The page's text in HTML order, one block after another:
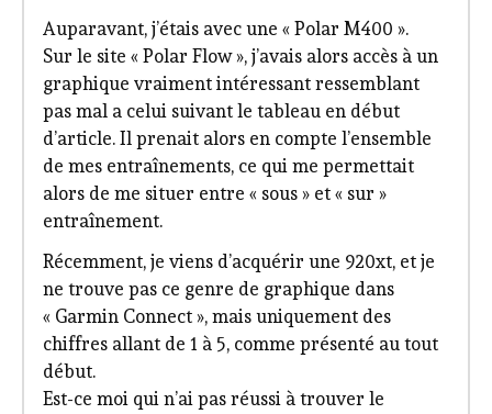
Auparavant, j’étais avec une « Polar M400 ».
Sur le site « Polar Flow », j’avais alors accès à un
graphique vraiment intéressant ressemblant
pas mal a celui suivant le tableau en début
d’article. Il prenait alors en compte l’ensemble
de mes entraînements, ce qui me permettait
alors de me situer entre « sous » et « sur »
entraînement.
Récemment, je viens d’acquérir une 920xt, et je
ne trouve pas ce genre de graphique dans
« Garmin Connect », mais uniquement des
chiffres allant de 1 à 5, comme présenté au tout
début.
Est-ce moi qui n’ai pas réussi à trouver le